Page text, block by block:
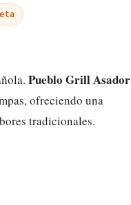
Pueblo Grill Asador
ofreciendo una
tradicionales.